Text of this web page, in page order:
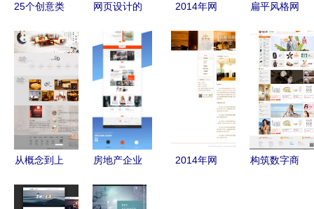
25个创意类
赏与网站建
设推广全攻
略
网页设计的
用户与数字
世界的桥梁
2014年网
赏析 视觉
与交互的卓
越融合
扁平风格网
从素材到网
站建设与推
广的实践指
南
从概念到上
站与网页设
房地产企业
计建设到推
2014年网
构筑数字商